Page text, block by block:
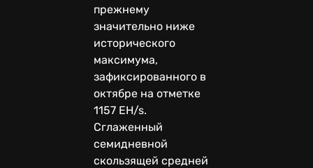
прежнему
значительно ниже
исторического
максимума,
зафиксированного в
октябре на отметке
1157 EH/s.
Сглаженный
семидневной
скользящей средней